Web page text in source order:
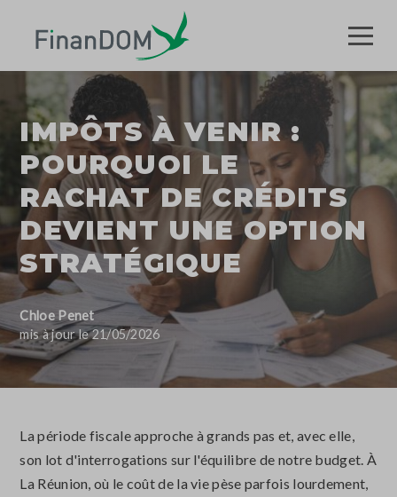
IMPÔTS À VENIR :
POURQUOI LE
RACHAT DE CRÉDITS
DEVIENT UNE OPTION
STRATÉGIQUE
Chloe Penet
mis à jour le 21/05/2026
La période fiscale approche à grands pas et, avec elle,
son lot d'interrogations sur l'équilibre de notre budget. À
La Réunion, où le coût de la vie pèse parfois lourdement,